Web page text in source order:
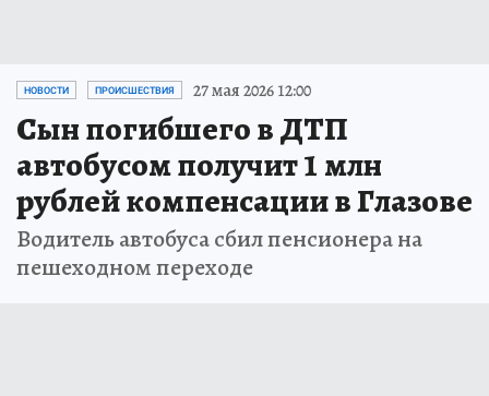
НОВОСТИ ПРОИСШЕСТВИЯ 27 мая 2026 12:00
Сын погибшего в ДТП
автобусом получит 1 млн
рублей компенсации в Глазове
Водитель автобуса сбил пенсионера на
пешеходном переходе